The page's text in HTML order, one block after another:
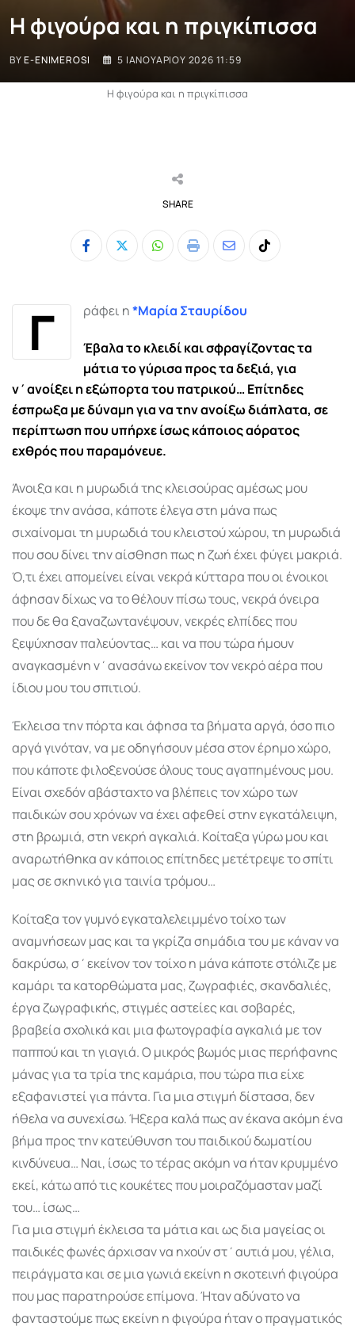
Η φιγούρα και η πριγκίπισσα
BYE-ENIMEROSI 5 ΙΑΝΟΥΑΡΊΟΥ 2026 11:59
Η φιγούρα και η πριγκίπισσα
SHARE
Whatsapp
Print
ShareTiktok
Γ ράφει η*Μαρία Σταυρίδου
Έβαλα το κλειδί και σφραγίζοντας τα
μάτια το γύρισα προς τα δεξιά, για
ν΄ανοίξει η εξώπορτα του πατρικού… Επίτηδες
έσπρωξα με δύναμη για να την ανοίξω διάπλατα, σε
περίπτωση που υπήρχε ίσως κάποιος αόρατος
εχθρός που παραμόνευε.
Άνοιξα και η μυρωδιά της κλεισούρας αμέσως μου
έκοψε την ανάσα, κάποτε έλεγα στη μάνα πως
σιχαίνομαι τη μυρωδιά του κλειστού χώρου, τη μυρωδιά
που σου δίνει την αίσθηση πως η ζωή έχει φύγει μακριά.
Ό,τι έχει απομείνει είναι νεκρά κύτταρα που οι ένοικοι
άφησαν δίχως να το θέλουν πίσω τους, νεκρά όνειρα
που δε θα ξαναζωντανέψουν, νεκρές ελπίδες που
ξεψύχησαν παλεύοντας… και να που τώρα ήμουν
αναγκασμένη ν΄ανασάνω εκείνον τον νεκρό αέρα που
ίδιου μου του σπιτιού.
Έκλεισα την πόρτα και άφησα τα βήματα αργά, όσο πιο
αργά γινόταν, να με οδηγήσουν μέσα στον έρημο χώρο,
που κάποτε φιλοξενούσε όλους τους αγαπημένους μου.
Είναι σχεδόν αβάσταχτο να βλέπεις τον χώρο των
παιδικών σου χρόνων να έχει αφεθεί στην εγκατάλειψη,
στη βρωμιά, στη νεκρή αγκαλιά. Κοίταξα γύρω μου και
αναρωτήθηκα αν κάποιος επίτηδες μετέτρεψε το σπίτι
μας σε σκηνικό για ταινία τρόμου…
Κοίταξα τον γυμνό εγκαταλελειμμένο τοίχο των
αναμνήσεων μας και τα γκρίζα σημάδια του με κάναν να
δακρύσω, σ΄εκείνον τον τοίχο η μάνα κάποτε στόλιζε με
καμάρι τα κατορθώματα μας, ζωγραφιές, σκανδαλιές,
έργα ζωγραφικής, στιγμές αστείες και σοβαρές,
βραβεία σχολικά και μια φωτογραφία αγκαλιά με τον
παππού και τη γιαγιά. Ο μικρός βωμός μιας περήφανης
μάνας για τα τρία της καμάρια, που τώρα πια είχε
εξαφανιστεί για πάντα. Για μια στιγμή δίστασα, δεν
ήθελα να συνεχίσω. Ήξερα καλά πως αν έκανα ακόμη ένα
βήμα προς την κατεύθυνση του παιδικού δωματίου
κινδύνευα… Ναι, ίσως το τέρας ακόμη να ήταν κρυμμένο
εκεί, κάτω από τις κουκέτες που μοιραζόμασταν μαζί
του… ίσως…
Για μια στιγμή έκλεισα τα μάτια και ως δια μαγείας οι
παιδικές φωνές άρχισαν να ηχούν στ΄αυτιά μου, γέλια,
πειράγματα και σε μια γωνιά εκείνη η σκοτεινή φιγούρα
που μας παρατηρούσε επίμονα. Ήταν αδύνατο να
φανταστούμε πως εκείνη η φιγούρα ήταν ο πραγματικός